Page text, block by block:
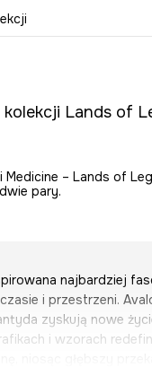
Lands of
– Lands of
pary.
najbardziej
i przestrzeni.
zyskują nowe
i wzorach